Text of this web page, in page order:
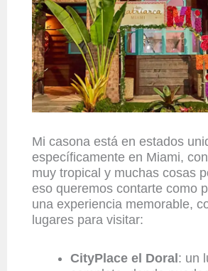
Mi casona está en estados
específicamente en Miami,
muy tropical y muchas cosas
eso queremos contarte como
una experiencia memorable,
lugares para visitar:
CityPlace el Doral: un